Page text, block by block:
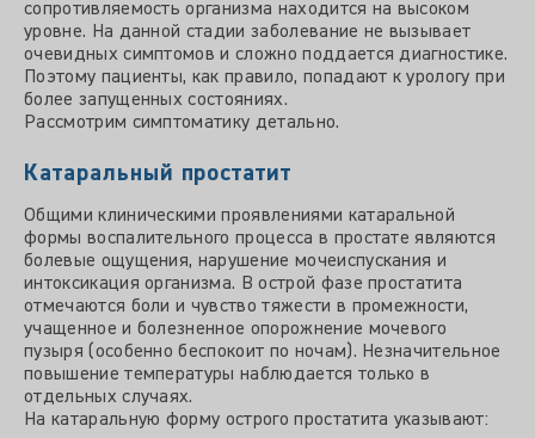
сопротивляемость организма находится на высоком
уровне. На данной стадии заболевание не вызывает
очевидных симптомов и сложно поддается диагностике.
Поэтому пациенты, как правило, попадают к урологу при
более запущенных состояниях.
Рассмотрим симптоматику детально.
Катаральный простатит
Общими клиническими проявлениями катаральной
формы воспалительного процесса в простате являются
болевые ощущения, нарушение мочеиспускания и
интоксикация организма. В острой фазе простатита
отмечаются боли и чувство тяжести в промежности,
учащенное и болезненное опорожнение мочевого
пузыря (особенно беспокоит по ночам). Незначительное
повышение температуры наблюдается только в
отдельных случаях.
На катаральную форму острого простатита указывают: